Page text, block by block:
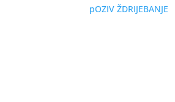
pOZIV ŽDRIJEBANJE